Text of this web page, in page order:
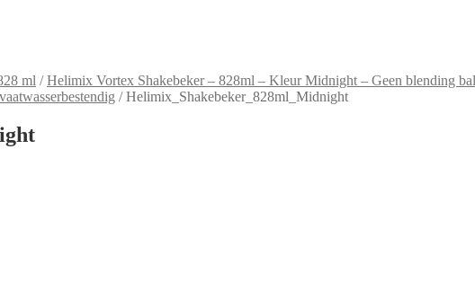
ml /Helimix Vortex Shakebeker – 828ml – Kleur Midnight – Geen blending
/Helimix_Shakebeker_828ml_Midnight